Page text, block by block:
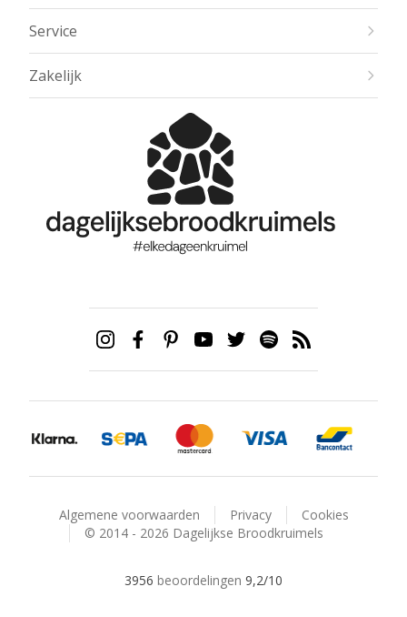
Service
Zakelijk
Algemene voorwaarden Privacy
Cookies
© 2014 - 2026 Dagelijkse Broodkruimels
3956 beoordelingen 9,2/10